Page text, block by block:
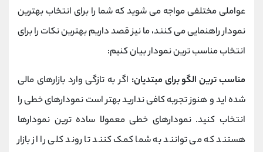
عواملی مختلفی مواجه می شوید که شما را برای انتخاب بهترین
نمودار راهنمایی می کنند، ما نیز قصد داریم بهترین نکات را برای
انتخاب مناسب ترین نمودار بیان کنیم:
مناسب ترین الگو برای مبتدیان: اگر به تازگی وارد بازارهای مالی
شده اید و هنوز تجربه کافی ندارید بهتر است نمودارهای خطی را
انتخاب کنید. نمودارهای خطی معمولا ساده ترین نمودارها
هستند که می توانند به شما کمک کنند تا روند کلی را از بازار